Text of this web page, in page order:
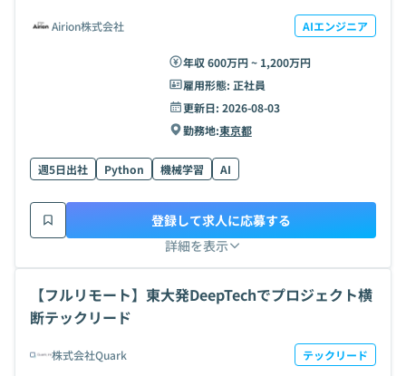
Airion株式会社 AIエンジニア
年収 600万円 ~ 1,200万円
雇用形態: 正社員
更新日: 2026-08-03
勤務地:東京都
週5日出社 Python 機械学習 AI
詳細を表示
登録して求人に応募する
【フルリモート】東大発DeepTechでプロジェクト横
断テックリード
株式会社Quark テックリード